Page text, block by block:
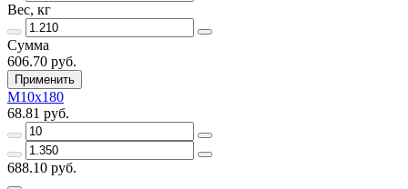
Вес, кг
Сумма
606.70 руб.
Применить
М10х180
68.81 руб.
688.10 руб.